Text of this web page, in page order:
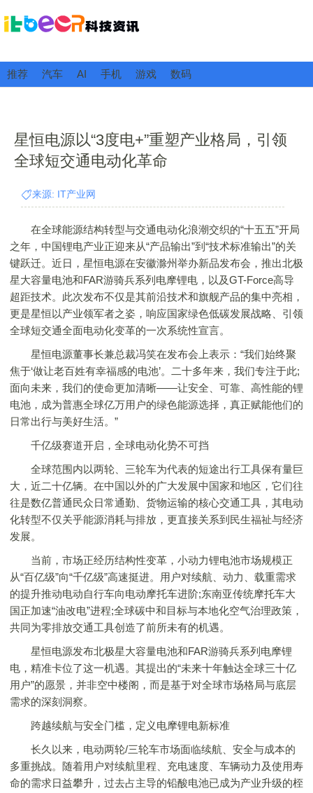
推荐 汽车 AI 手机 游戏 数码
星恒电源以“3度电+”重塑产业格局，引领
全球短交通电动化革命
来源: IT产业网
在全球能源结构转型与交通电动化浪潮交织的“十五五”开局
之年，中国锂电产业正迎来从“产品输出”到“技术标准输出”的关
键跃迁。近日，星恒电源在安徽滁州举办新品发布会，推出北极
星大容量电池和FAR游骑兵系列电摩锂电，以及GT-Force高导
超距技术。此次发布不仅是其前沿技术和旗舰产品的集中亮相，
更是星恒以产业领军者之姿，响应国家绿色低碳发展战略、引领
全球短交通全面电动化变革的一次系统性宣言。
星恒电源董事长兼总裁冯笑在发布会上表示：“我们始终聚
焦于‘做让老百姓有幸福感的电池’。二十多年来，我们专注于此;
面向未来，我们的使命更加清晰——让安全、可靠、高性能的锂
电池，成为普惠全球亿万用户的绿色能源选择，真正赋能他们的
日常出行与美好生活。”
千亿级赛道开启，全球电动化势不可挡
全球范围内以两轮、三轮车为代表的短途出行工具保有量巨
大，近二十亿辆。在中国以外的广大发展中国家和地区，它们往
往是数亿普通民众日常通勤、货物运输的核心交通工具，其电动
化转型不仅关乎能源消耗与排放，更直接关系到民生福祉与经济
发展。
当前，市场正经历结构性变革，小动力锂电池市场规模正
从“百亿级”向“千亿级”高速挺进。用户对续航、动力、载重需求
的提升推动电动自行车向电动摩托车进阶;东南亚传统摩托车大
国正加速“油改电”进程;全球碳中和目标与本地化空气治理政策，
共同为零排放交通工具创造了前所未有的机遇。
星恒电源发布北极星大容量电池和FAR游骑兵系列电摩锂
电，精准卡位了这一机遇。其提出的“未来十年触达全球三十亿
用户”的愿景，并非空中楼阁，而是基于对全球市场格局与底层
需求的深刻洞察。
跨越续航与安全门槛，定义电摩锂电新标准
长久以来，电动两轮/三轮车市场面临续航、安全与成本的
多重挑战。随着用户对续航里程、充电速度、车辆动力及使用寿
命的需求日益攀升，过去占主导的铅酸电池已成为产业升级的桎